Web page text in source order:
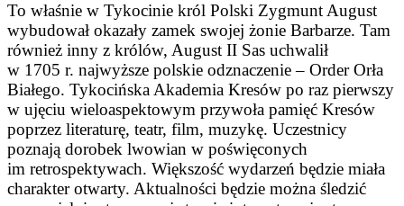
To właśnie w Tykocinie król Polski Zygmunt August
wybudował okazały zamek swojej żonie Barbarze. Tam
również inny z królów, August II Sas uchwalił
w 1705 r. najwyższe polskie odznaczenie – Order Orła
Białego. Tykocińska Akademia Kresów po raz pierwszy
w ujęciu wieloaspektowym przywoła pamięć Kresów
poprzez literaturę, teatr, film, muzykę. Uczestnicy
poznają dorobek lwowian w poświęconych
im retrospektywach. Większość wydarzeń będzie miała
charakter otwarty. Aktualności będzie można śledzić